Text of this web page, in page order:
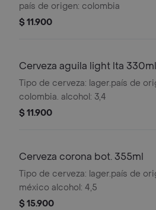
país de origen: colombia
$ 11.900
Cerveza aguila light lta 330ml
Tipo de cerveza: lager.país de
colombia. alcohol: 3,4
$ 11.900
Cerveza corona bot. 355ml
Tipo de cerveza: lager.país de
méxico alcohol: 4,5
$ 15.900